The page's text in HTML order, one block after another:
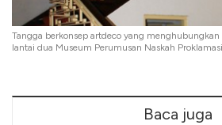
Tangga berkonsep artdeco yang menghubungkan
lantai dua Museum Perumusan Naskah Proklamasi
Baca juga